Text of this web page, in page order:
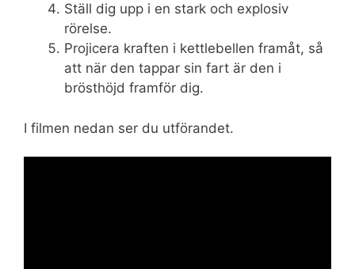
Ställ dig upp i en stark och explosiv
rörelse.
Projicera kraften i kettlebellen framåt, så
att när den tappar sin fart är den i
brösthöjd framför dig.
I filmen nedan ser du utförandet.